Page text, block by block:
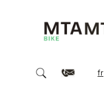
fr